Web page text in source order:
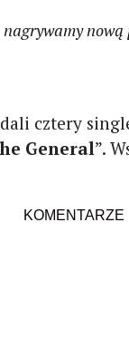
nową
cztery
General”.
KOMENTARZE